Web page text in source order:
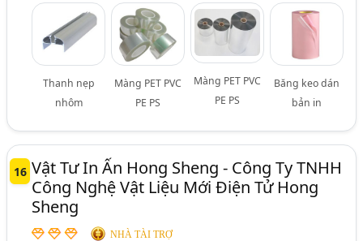
Thanh nẹp
nhôm
Màng PET PVC
PE PS
Màng PET PVC
PE PS
Băng keo dán
bản in
16 Vật Tư In Ấn Hong Sheng - Công Ty TNHH
Công Nghệ Vật Liệu Mới Điện Tử Hong
Sheng
NHÀ TÀI TRỢ